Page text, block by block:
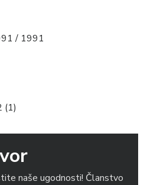
/ 1991
(1)
naše ugodnosti! Članstvo